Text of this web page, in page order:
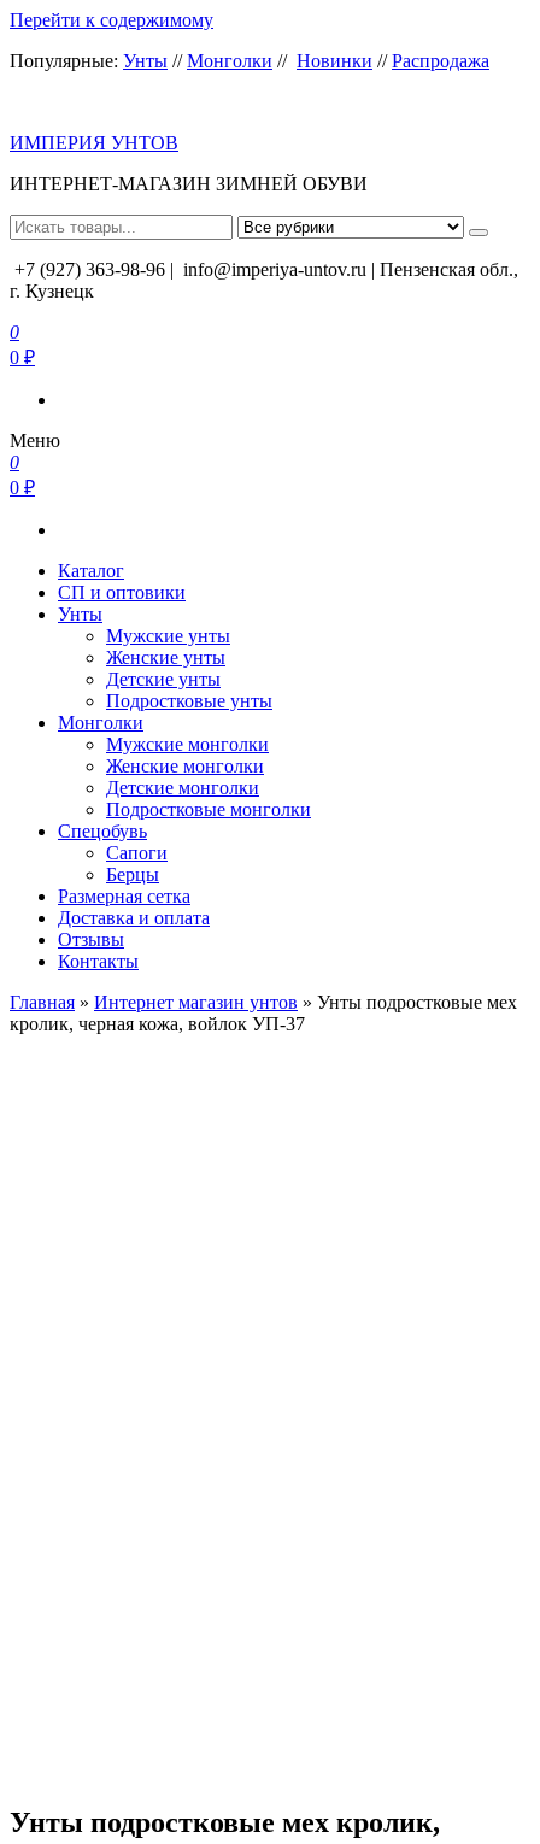
Перейти к содержимому
Популярные: Унты //Монголки // Новинки //Распродажа
ИМПЕРИЯ УНТОВ
ИНТЕРНЕТ-МАГАЗИН ЗИМНЕЙ ОБУВИ
+7 (927) 363-98-96 | info@imperiya-untov.ru | Пензенская обл.,
г. Кузнецк
0
0 ₽
Меню
0
0 ₽
Каталог
СП и оптовики
Унты
Мужские унты
Женские унты
Детские унты
Подростковые унты
Монголки
Мужские монголки
Женские монголки
Детские монголки
Подростковые монголки
Спецобувь
Сапоги
Берцы
Размерная сетка
Доставка и оплата
Отзывы
Контакты
Главная » Интернет магазин унтов » Унты подростковые мех
кролик, черная кожа, войлок УП-37
Унты подростковые мех кролик,